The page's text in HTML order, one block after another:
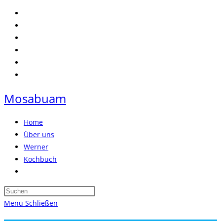
Zum
Inhalt
springen
Mosabuam
Home
Über uns
Werner
Kochbuch
umschalten
Press
Menü Schließen